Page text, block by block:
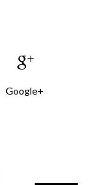
Google+